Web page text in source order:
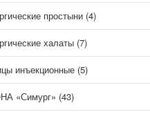
простыни (4)
халаты (7)
инъекционные (5)
«Симург» (43)